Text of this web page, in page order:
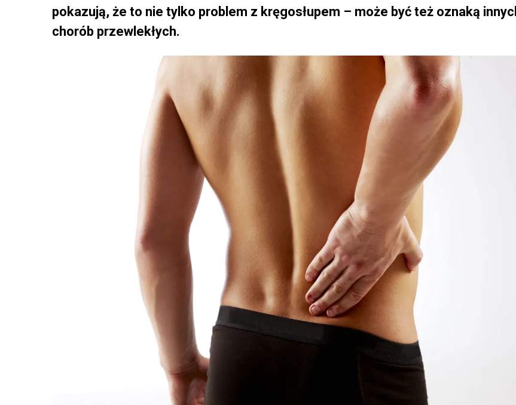
pokazują, że to nie tylko problem z kręgosłupem – może być też oznaką
chorób przewlekłych.